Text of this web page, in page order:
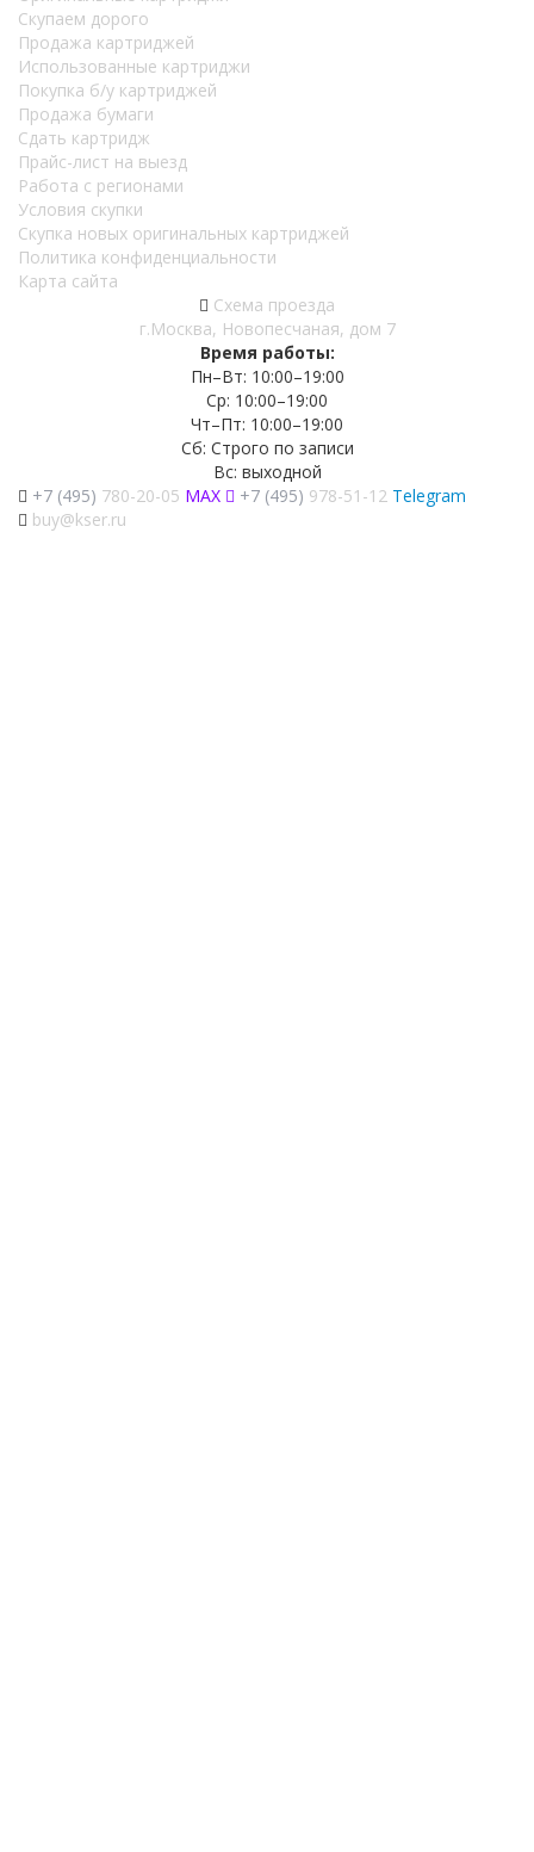
Скупаем дорого
Продажа картриджей
Использованные картриджи
Покупка б/у картриджей
Продажа бумаги
Сдать картридж
Прайс-лист на выезд
Работа с регионами
Условия скупки
Скупка новых оригинальных картриджей
Политика конфиденциальности
Карта сайта
Схема проезда
г.Москва, Новопесчаная, дом 7
Время работы:
Пн–Вт: 10:00–19:00
Ср: 10:00–19:00
Чт–Пт: 10:00–19:00
Сб: Строго по записи
Вс: выходной
+7 (495) 780-20-05 MAX +7 (495) 978-51-12 Telegram
buy@kser.ru